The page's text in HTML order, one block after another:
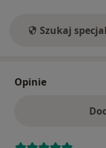
Szukaj
Opinie